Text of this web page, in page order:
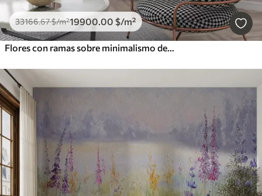
33166.67$/m²19900.00 $/m²
Flores con ramas sobre minimalismo de fondo de hormigón grunge